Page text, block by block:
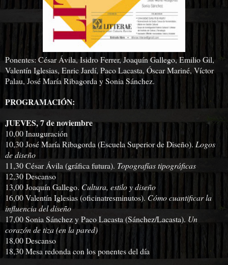
Ponentes: César Ávila, Isidro Ferrer, Joaquín Gallego, Emilio Gil,
Valentín Iglesias, Enric Jardí, Paco Lacasta, Óscar Mariné, Víctor
Palau, José María Ribagorda y Sonia Sánchez.
PROGRAMACIÓN:
JUEVES, 7 de noviembre
10,00 Inauguración
10,30 José María Ribagorda (Escuela Superior de Diseño). Logos
de diseño
11,30 César Ávila (gráfica futura). Topografías tipográficas
12,30 Descanso
13,00 Joaquín Gallego. Cultura, estilo y diseño
16,00 Valentín Iglesias (oficinatresminutos). Cómo cuantificar la
influencia del diseño
17,00 Sonia Sánchez y Paco Lacasta (Sánchez/Lacasta). Un
corazón de tiza (en la pared)
18,00 Descanso
18,30 Mesa redonda con los ponentes del día